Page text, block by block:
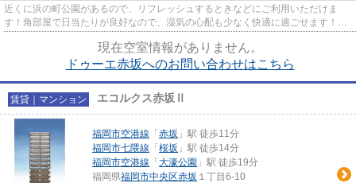
近くに浜の町公園があるので、リフレッシュするときなどにご利用いただけま
す！角部屋で日当たりが良好なので、湿気の心配も少なく快適に過ごせます！住
み心地の良い1LDKには、みんな...
現在空室情報がありません。
ドゥーエ赤坂へのお問い合わせはこちら
賃貸｜マンション エコルクス赤坂Ⅱ
福岡市空港線 「赤坂 」駅 徒歩11分
福岡市七隈線 「桜坂 」駅 徒歩14分
福岡市空港線 「大濠公園 」駅 徒歩19分
福岡県福岡市中央区赤坂 １丁目6-10